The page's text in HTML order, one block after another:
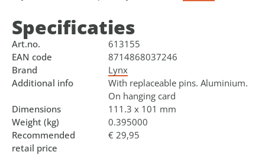
Specificaties
Art.no.
613155
EAN code
8714868037246
Brand
Lynx
Additional info
With replaceable pins. Aluminium.
On hanging card
Dimensions
111.3 x 101 mm
Weight (kg)
0.395000
Recommended
retail price
€ 29,95